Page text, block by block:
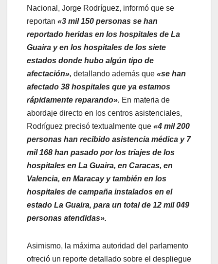
Nacional, Jorge Rodríguez, informó que se
reportan «3 mil 150 personas se han
reportado heridas en los hospitales de La
Guaira y en los hospitales de los siete
estados donde hubo algún tipo de
afectación», detallando además que «se han
afectado 38 hospitales que ya estamos
rápidamente reparando». En materia de
abordaje directo en los centros asistenciales,
Rodríguez precisó textualmente que «4 mil 200
personas han recibido asistencia médica y 7
mil 168 han pasado por los triajes de los
hospitales en La Guaira, en Caracas, en
Valencia, en Maracay y también en los
hospitales de campaña instalados en el
estado La Guaira, para un total de 12 mil 049
personas atendidas».
​Asimismo, la máxima autoridad del parlamento
ofreció un reporte detallado sobre el despliegue